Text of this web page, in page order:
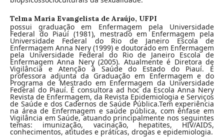
Telma Maria Evangelista de Araújo, UFPI
possui graduação em Enfermagem pela Universidade
Federal do Piauí (1981), mestrado em Enfermagem pela
Universidade Federal do Rio de Janeiro Escola de
Enfermagem Anna Nery (1999) e doutorado em Enfermagem
pela Universidade Federal do Rio de Janeiro Escola de
Enfermagem Anna Nery (2005). Atualmente é Diretora de
Vigilância e Atenção à Saúde do Estado do Piauí. É
professora adjunta da Graduação em Enfermagem e do
Programa de Mestrado em Enfermagem da Universidade
Federal do Piauí. É consultora ad hoc da Escola Anna Nery
Revista de Enfermagem, da Revista Epidemiologia e Serviços
de Saúde e dos Cadernos de Saúde Pública.Tem experiência
na área de Enfermagem e saúde pública, com ênfase em
Vigilância em Saúde, atuando principalmente nos seguintes
temas: imunização, vacinação, hepatites, HIV/AIDS,
conhecimentos, atitudes e práticas, drogas e epidemiologia.